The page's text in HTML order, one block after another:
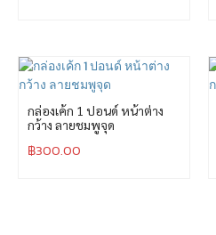
กล่องเค้ก 1 ปอนด์ หน้าต่าง
กว้าง ลายชมพูจุด
฿300.00